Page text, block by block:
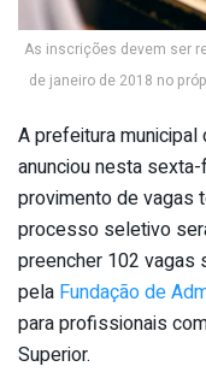
As inscrições devem ser
de janeiro de 2018 no
A prefeitura municipal
anunciou nesta
provimento de vagas
processo seletivo
preencher 102 vagas
pela Fundação de
para profissionais
Superior.